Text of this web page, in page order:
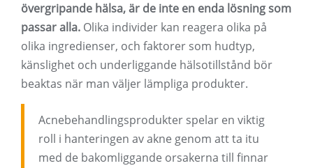
övergripande hälsa, är de inte en enda lösning som
passar alla. Olika individer kan reagera olika på
olika ingredienser, och faktorer som hudtyp,
känslighet och underliggande hälsotillstånd bör
beaktas när man väljer lämpliga produkter.
Acnebehandlingsprodukter spelar en viktig
roll i hanteringen av akne genom att ta itu
med de bakomliggande orsakerna till finnar